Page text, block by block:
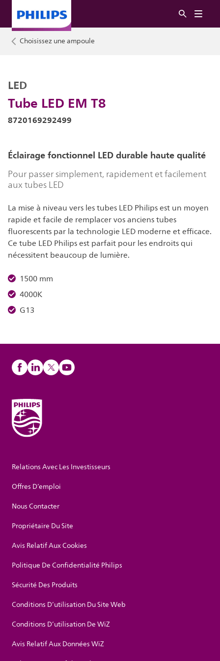
Choisissez une ampoule
Tube LED EM T8
LED
8720169292499
Éclairage fonctionnel LED durable haute qualité
Pour passer simplement, rapidement et facilement
aux tubes LED
La mise à niveau vers les tubes LED Philips est un moyen
rapide et facile de remplacer vos anciens tubes
fluorescents par la technologie LED moderne et efficace.
Ce tube LED Philips est parfait pour les endroits qui
nécessitent beaucoup de lumière.
1500 mm
4000K
G13
Relations Avec Les Investisseurs
Offres D’emploi
Nous Contacter
Propriétaire Du Site
Avis Relatif Aux Cookies
Politique De Confidentialité Philips
Sécurité Des Produits
Conditions D’utilisation Du Site Web
Conditions D’utilisation De WiZ
Avis Relatif Aux Données WiZ